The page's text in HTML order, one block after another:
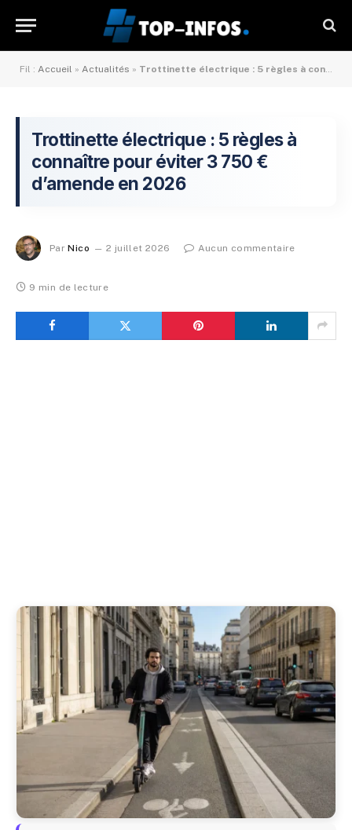
Fil : Accueil » Actualités » Trottinette électrique : 5 règles à connaître pour éviter 3 750 € d’amende en 2026
Trottinette électrique : 5 règles à
connaître pour éviter 3 750 €
d’amende en 2026
Par Nico 2 juillet 2026 Aucun commentaire
9 min de lecture